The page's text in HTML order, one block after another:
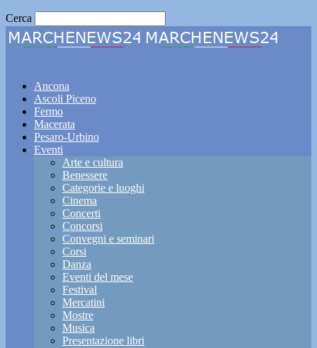
Cerca
Ancona
Ascoli Piceno
Fermo
Macerata
Pesaro-Urbino
Eventi
Arte e cultura
Benessere
Categorie e luoghi
Cinema
Concerti
Concorsi
Convegni e seminari
Corsi
Danza
Eventi del mese
Festival
Mercatini
Mostre
Musica
Presentazione libri